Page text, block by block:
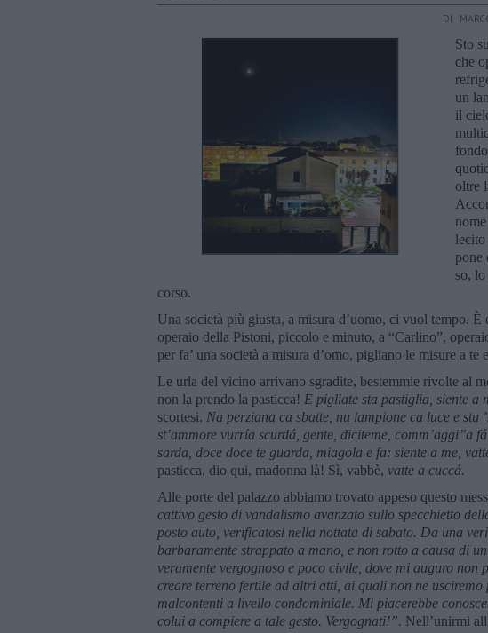
DI
Sto
che
un
il
oltre
pone
so,
corso.
Una società più giusta, a misura d’uomo, ci vuol tempo.
operaio della Pistoni, piccolo e minuto, a “Carlino”,
per fa’ una società a misura d’omo, pigliano le misure a te
Le urla del vicino arrivano sgradite, bestemmie rivolte al
non la prendo la pasticca! E pigliate sta pastiglia, siente a
scortesi. Na perziana ca sbatte, nu lampione ca luce e stu
st’ammore vurría scurdá, gente, diciteme, comm’aggi’’a
sarda, doce doce te guarda, miagola e fa: siente a me,
pasticca, dio qui, madonna là! Sì, vabbè, vatte a cuccá.
Alle porte del palazzo abbiamo trovato appeso questo
cattivo gesto di vandalismo avanzato sullo specchietto
posto auto, verificatosi nella nottata di sabato. Da una
barbaramente strappato a mano, e non rotto a causa di
veramente vergognoso e poco civile, dove mi auguro non
creare terreno fertile ad altri atti, ai quali non ne
malcontenti a livello condominiale. Mi piacerebbe
colui a compiere a tale gesto. Vergognati!”. Nell’unirmi